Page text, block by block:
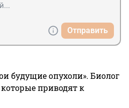
Отправить
будущие опухоли». Биолог
приводят к